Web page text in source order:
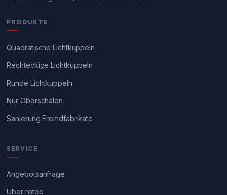
PRODUKTE
Quadratische Lichtkuppeln
Rechteckige Lichtkuppeln
Runde Lichtkuppeln
Nur Oberschalen
Sanierung Fremdfabrikate
SERVICE
Angebotsanfrage
Über rotec